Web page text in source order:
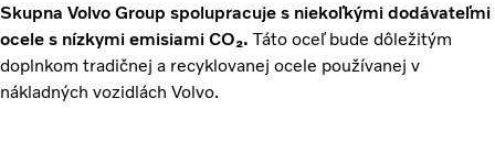
Skupna Volvo Group spolupracuje s niekoľkými dodávateľmi
ocele s nízkymi emisiami CO₂. Táto oceľ bude dôležitým
doplnkom tradičnej a recyklovanej ocele používanej v
nákladných vozidlách Volvo.